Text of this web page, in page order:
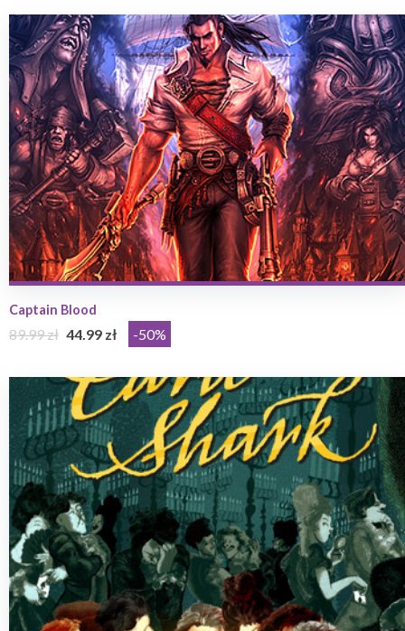
Captain Blood
89.99 zł 44.99 zł -50%